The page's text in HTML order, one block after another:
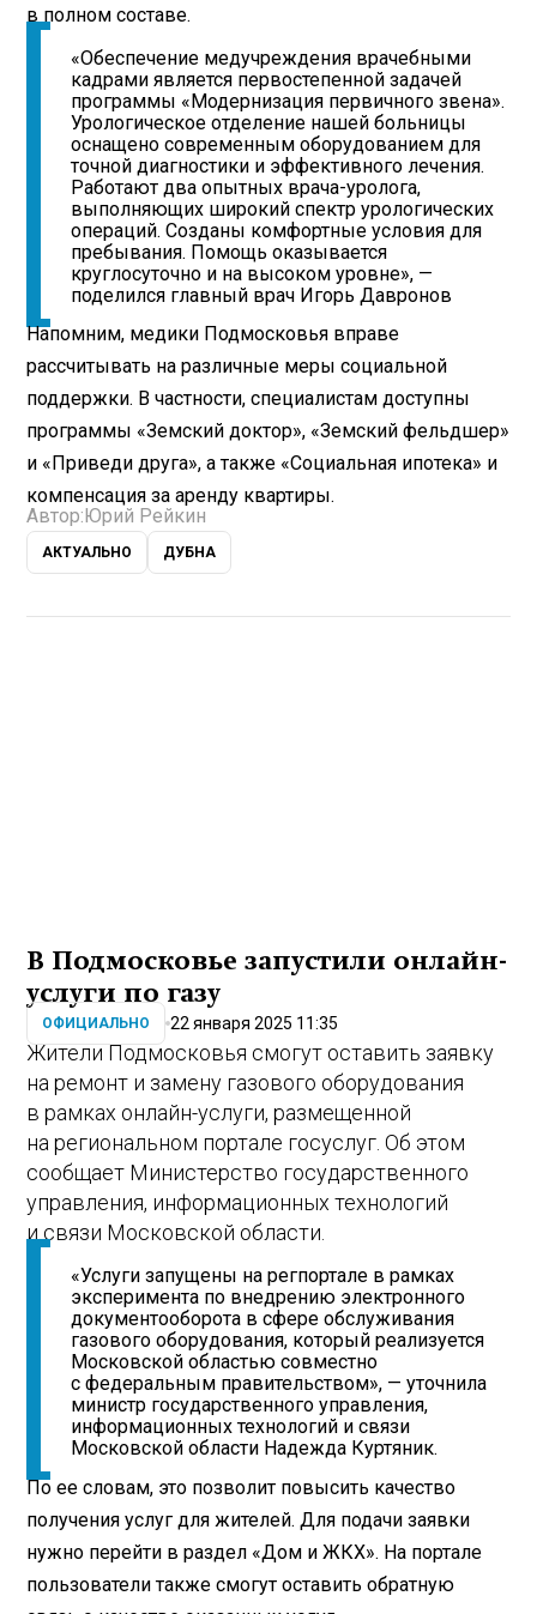
в полном составе.
«Обеспечение медучреждения врачебными
кадрами является первостепенной задачей
программы «Модернизация первичного звена».
Урологическое отделение нашей больницы
оснащено современным оборудованием для
точной диагностики и эффективного лечения.
Работают два опытных врача-уролога,
выполняющих широкий спектр урологических
операций. Созданы комфортные условия для
пребывания. Помощь оказывается
круглосуточно и на высоком уровне», —
поделился главный врач Игорь Давронов
Напомним, медики Подмосковья вправе
рассчитывать на различные меры социальной
поддержки. В частности, специалистам доступны
программы «Земский доктор», «Земский фельдшер»
и «Приведи друга», а также «Социальная ипотека» и
компенсация за аренду квартиры.
Автор:Юрий Рейкин
АКТУАЛЬНО ДУБНА
В Подмосковье запустили онлайн-
услуги по газу
ОФИЦИАЛЬНО 22 января 2025 11:35
Жители Подмосковья смогут оставить заявку
на ремонт и замену газового оборудования
в рамках онлайн-услуги, размещенной
на региональном портале госуслуг. Об этом
сообщает Министерство государственного
управления, информационных технологий
и связи Московской области.
«Услуги запущены на регпортале в рамках
эксперимента по внедрению электронного
документооборота в сфере обслуживания
газового оборудования, который реализуется
Московской областью совместно
с федеральным правительством», — уточнила
министр государственного управления,
информационных технологий и связи
Московской области Надежда Куртяник.
По ее словам, это позволит повысить качество
получения услуг для жителей. Для подачи заявки
нужно перейти в раздел «Дом и ЖКХ». На портале
пользователи также смогут оставить обратную